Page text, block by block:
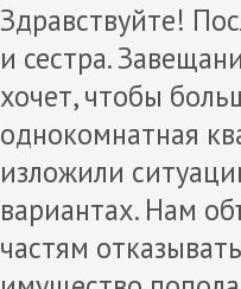
Здравствуйте!
и сестра.
хочет, чтобы
однокомнатная
изложили
вариантах. Нам
частям